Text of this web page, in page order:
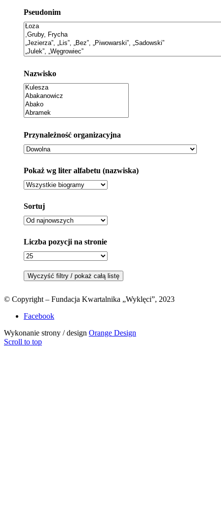
Pseudonim
Nazwisko
Przynależność organizacyjna
Pokaż wg liter alfabetu (nazwiska)
Sortuj
Liczba pozycji na stronie
© Copyright – Fundacja Kwartalnika „Wyklęci”, 2023
Facebook
Wykonanie strony / design Orange Design
Scroll to top